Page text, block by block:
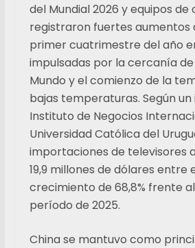
del Mundial 2026 y equipos
registraron fuertes aumentos
primer cuatrimestre del año
impulsadas por la cercanía
Mundo y el comienzo de la
bajas temperaturas. Según
Instituto de Negocios
Universidad Católica del
importaciones de televisores
19,9 millones de dólares entre
crecimiento de 68,8% frente
período de 2025.
China se mantuvo como